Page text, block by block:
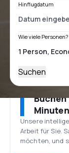
Hinflugdatum
Wie viele Personen?
Suchen
Unsere
Arbeit für Sie.
möchten, und